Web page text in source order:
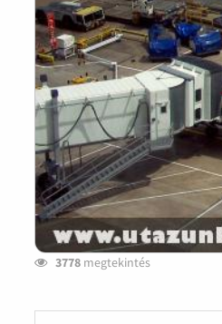
3778 megtekintés